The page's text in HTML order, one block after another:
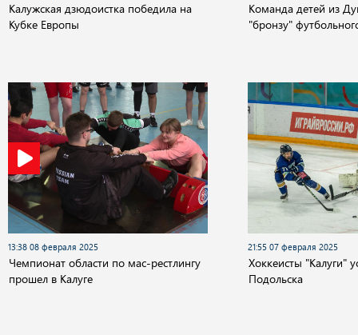
Калужская дзюдоистка победила на
Кубке Европы
Команда детей из
"бронзу"
13:38 08 февраля 2025
Чемпионат области по мас-рестлингу
прошел в Калуге
21:55 07 февраля 2025
Хоккеисты "Калуги"
Подольска